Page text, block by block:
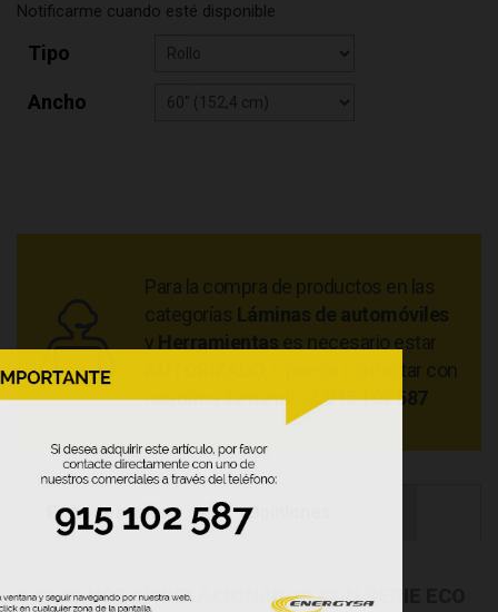
Notificarme cuando esté disponible
Tipo
Ancho
Para la compra de productos en las
categorías Láminas de automóviles
y Herramientas es necesario estar
, o puede contactar con
nosotros llamando al:915 102 587
Ficha resumen Opiniones
PRODUCTOS RELACIONADOS CON SERIE ECO